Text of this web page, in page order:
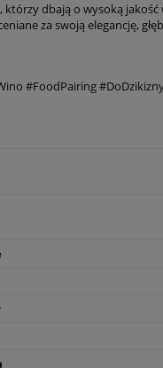
dbają o wysoką
za swoją elegancję,
#FoodPairing